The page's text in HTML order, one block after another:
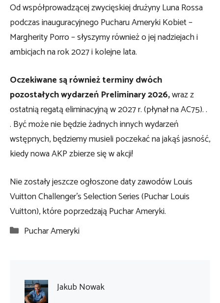
Od współprowadzącej zwycięskiej drużyny Luna Rossa
podczas inauguracyjnego Pucharu Ameryki Kobiet –
Margherity Porro – słyszymy również o jej nadziejach i
ambicjach na rok 2027 i kolejne lata.
Oczekiwane są również terminy dwóch
pozostałych wydarzeń Preliminary 2026,wraz z
ostatnią regatą eliminacyjną w 2027 r. (płynał na AC75). .
. Być może nie będzie żadnych innych wydarzeń
wstępnych, będziemy musieli poczekać na jakąś jasność,
kiedy nowa AKP zbierze się w akcji!
Nie zostały jeszcze ogłoszone daty zawodów Louis
Vuitton Challenger’s Selection Series (Puchar Louis
Vuitton), które poprzedzają Puchar Ameryki.
Kategorie
Puchar Ameryki
Jakub Nowak